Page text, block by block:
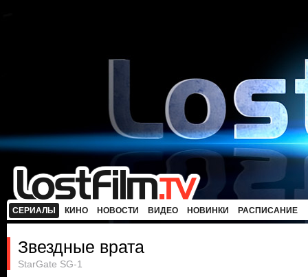
СЕРИАЛЫ КИНО НОВОСТИ ВИДЕО НОВИНКИ РАСПИСАНИЕ
Звездные врата
StarGate SG-1